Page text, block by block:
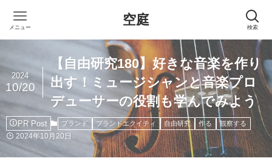
空庭 検索
メニュー
【自由研究180】好きな音楽を作り
出す！ミュージシャンと音楽プロ
デューサーの役割も学んでみよう
2024
10/20
PR Post ブランド ブランドエクイティ 自由研究 作る 観察する
2024年10月20日